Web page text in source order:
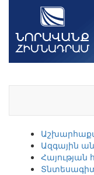
Ազգային
Հայության